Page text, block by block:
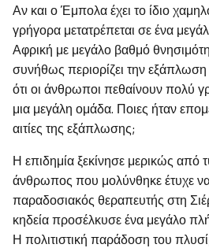
Αν και ο Έμπολα έχει το ίδιο
γρήγορα μετατρέπεται σε ένα
Αφρική με μεγάλο βαθμό
συνήθως περιορίζει την εξάπλωση
ότι οι άνθρωποι πεθαίνουν πολύ
μια μεγάλη ομάδα. Ποιες ήταν
αιτίες της εξάπλωσης;
Η επιδημία ξεκίνησε μερικώς από
άνθρωπος που μολύνθηκε έτυχε να
παραδοσιακός θεραπευτής στη
κηδεία προσέλκυσε ένα μεγάλο
Η πολιτιστική παράδοση του